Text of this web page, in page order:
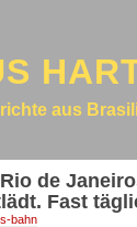
aus
de
Fast
bahn